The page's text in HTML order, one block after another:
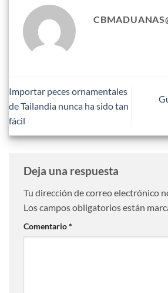
Importar peces ornamentales
de Tailandia nunca ha sido tan
fácil
Deja una respuesta
Tu dirección de correo electrónico
Los campos obligatorios están
Comentario*